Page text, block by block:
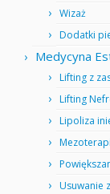
Wizaż
Dodatki
Medycyna
Lifting z
Lifting
Lipoliza
Usuwanie